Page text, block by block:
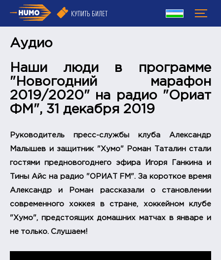
КУПИТЬ БИЛЕТ
Аудио
Наши люди в программе
"Новогодний марафон
2019/2020" на радио "Ориат
ФМ", 31 декабря 2019
Руководитель пресс-службы клуба Александр
Малышев и защитник "Хумо" Роман Таталин стали
гостями предновогоднего эфира Игоря Ганкина и
Тины Айс на радио "ОРИАТ FM". За короткое время
Александр и Роман рассказали о становлении
современного хоккея в стране, хоккейном клубе
"Хумо", предстоящих домашних матчах в январе и
не только. Слушаем!